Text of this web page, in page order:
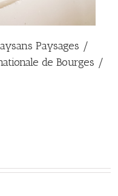
Paysages /
de Bourges /